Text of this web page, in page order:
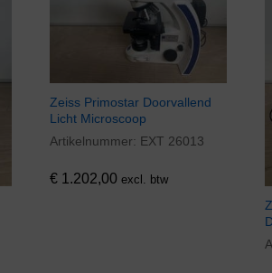
Zeiss Primostar Doorvallend
Licht Microscoop
Artikelnummer: EXT 26013
€1.202,00 excl. btw
€1.202,00
€